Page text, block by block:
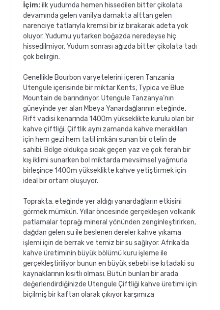
İçim:ilk yudumda hemen hissedilen bitter çikolata
devamında gelen vanilya damakta alttan gelen
narenciye tatlarıyla kremsi bir iz bırakarak adeta yok
oluyor. Yudumu yutarken boğazda neredeyse hiç
hissedilmiyor. Yudum sonrası ağızda bitter çikolata tadı
çok belirgin.
Genellikle Bourbon varyetelerini içeren Tanzania
Utengule içerisinde bir miktar Kents, Typica ve Blue
Mountain de barındırıyor. Utengule Tanzanya’nın
güneyinde yer alan Mbeya Yanardağlarının eteğinde,
Rift vadisi kenarında 1400m yükseklikte kurulu olan bir
kahve çiftliği. Çiftlik aynı zamanda kahve meraklıları
için hem gezi hem tatil imkânı sunan bir otelin de
sahibi. Bölge oldukça sıcak geçen yaz ve çok ferah bir
kış iklimi sunarken bol miktarda mevsimsel yağmurla
birleşince 1400m yükseklikte kahve yetiştirmek için
ideal bir ortam oluşuyor.
Toprakta, eteğinde yer aldığı yanardağların etkisini
görmek mümkün. Yıllar öncesinde gerçekleşen volkanik
patlamalar toprağı mineral yönünden zenginleştirirken,
dağdan gelen su ile beslenen dereler kahve yıkama
işlemi için de berrak ve temiz bir su sağlıyor. Afrika’da
kahve üretiminin büyük bölümü kuru işleme ile
gerçekleştiriliyor bunun en büyük sebebi ise kıtadaki su
kaynaklarının kısıtlı olması. Bütün bunları bir arada
değerlendirdiğinizde Utengule Çiftliği kahve üretimi için
biçilmiş bir kaftan olarak çıkıyor karşımıza